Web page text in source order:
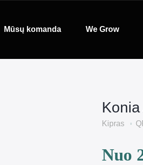
Mūsų komanda We Grow
Kipras
Nuo